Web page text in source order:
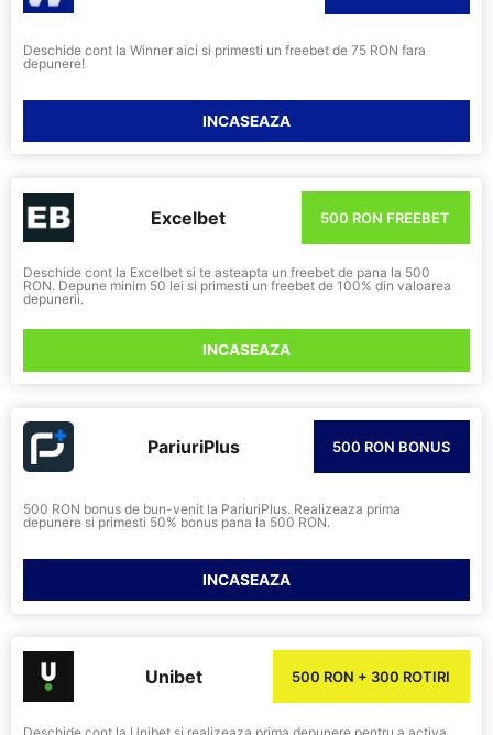
Deschide cont la Winner aici si primesti un freebet de 75 RON fara
depunere!
INCASEAZA
Excelbet 500 RON FREEBET
Deschide cont la Excelbet si te asteapta un freebet de pana la 500
RON. Depune minim 50 lei si primesti un freebet de 100% din valoarea
depunerii.
INCASEAZA
PariuriPlus 500 RON BONUS
500 RON bonus de bun-venit la PariuriPlus. Realizeaza prima
depunere si primesti 50% bonus pana la 500 RON.
INCASEAZA
Unibet 500 RON + 300 ROTIRI